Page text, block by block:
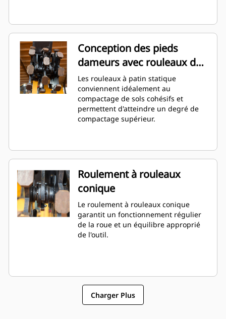
Conception des pieds
dameurs avec rouleaux de
patin statiques
Les rouleaux à patin statique
conviennent idéalement au
compactage de sols cohésifs et
permettent d'atteindre un degré de
compactage supérieur.
Roulement à rouleaux
conique
Le roulement à rouleaux conique
garantit un fonctionnement régulier
de la roue et un équilibre approprié
de l'outil.
Charger Plus